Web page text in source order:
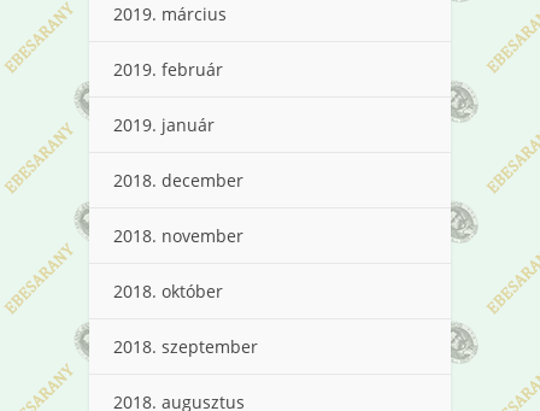
2019. március
2019. február
2019. január
2018. december
2018. november
2018. október
2018. szeptember
2018. augusztus